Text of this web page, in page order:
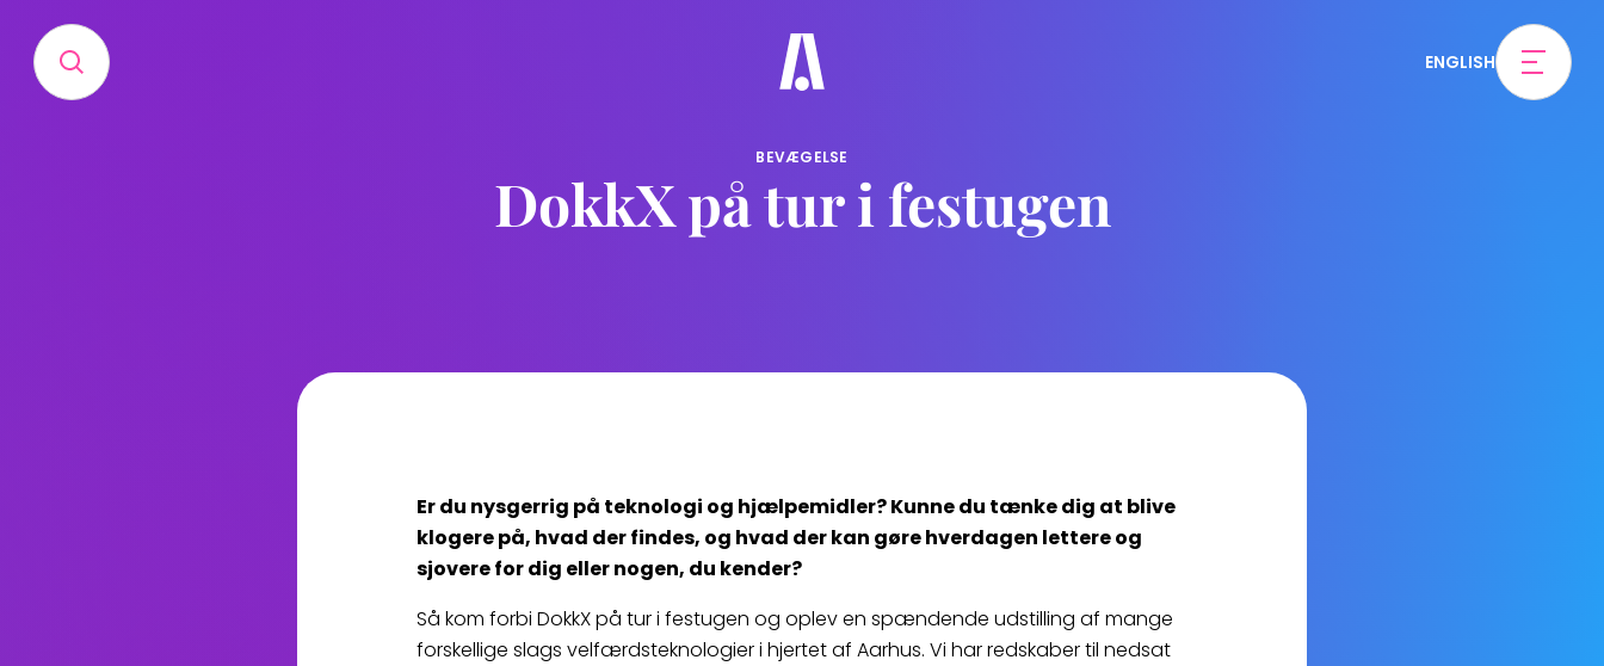
ENGLISH
BEVÆGELSE
DokkX på tur i festugen
Er du nysgerrig på teknologi og hjælpemidler? Kunne du tænke dig at blive
klogere på, hvad der findes, og hvad der kan gøre hverdagen lettere og
sjovere for dig eller nogen, du kender?
Så kom forbi DokkX på tur i festugen og oplev en spændende udstilling af mange
forskellige slags velfærdsteknologier i hjertet af Aarhus. Vi har redskaber til nedsat